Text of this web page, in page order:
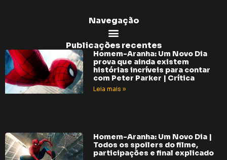
Navegação
Publicações recentes
Homem-Aranha: Um Novo Dia
prova que ainda existem
histórias incríveis para contar
com Peter Parker | Crítica
Leia mais »
Homem-Aranha: Um Novo Dia |
Todos os spoilers do filme,
participações e final explicado